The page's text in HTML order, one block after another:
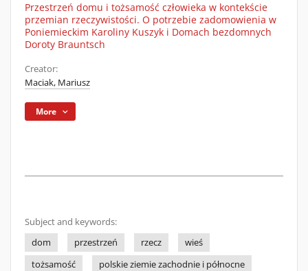
Przestrzeń domu i tożsamość człowieka w kontekście
przemian rzeczywistości. O potrzebie zadomowienia w
Poniemieckim Karoliny Kuszyk i Domach bezdomnych
Doroty Brauntsch
Creator:
Maciak, Mariusz
More
Subject and keywords:
dom
przestrzeń rzecz
wieś
tożsamość
polskie ziemie zachodnie i północne